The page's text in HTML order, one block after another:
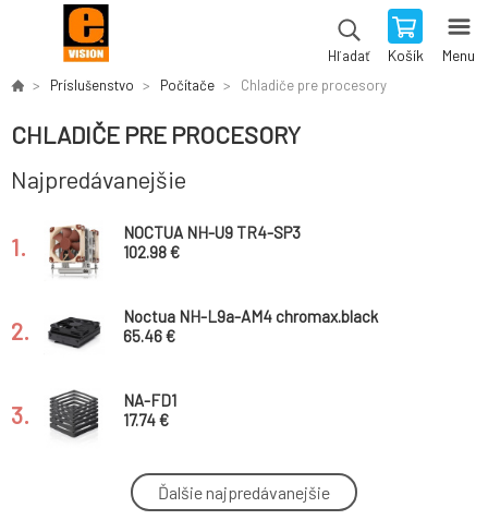
Hľadať Košík Menu
Príslušenstvo Počítače Chladiče pre procesory
CHLADIČE PRE PROCESORY
Najpredávanejšie
1.
NOCTUA NH-U9 TR4-SP3
102.98 €
2.
Noctua NH-L9a-AM4 chromax.black
65.46 €
3.
NA-FD1
17.74 €
Noctua NM-AMB15 Offset AMD Mounting
Bars
7.86 €
Ďalšie najpredávanejšie